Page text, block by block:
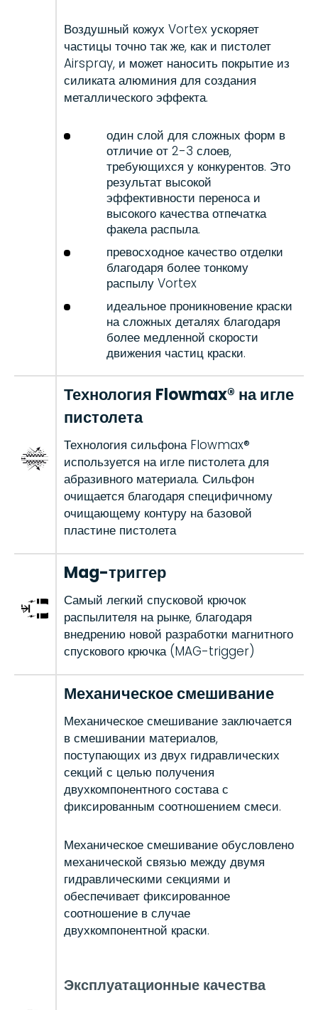
Воздушный кожух Vortex ускоряет
частицы точно так же, как и пистолет
Airspray, и может наносить покрытие из
силиката алюминия для создания
металлического эффекта.
один слой для сложных форм в
отличие от 2-3 слоев,
требующихся у конкурентов. Это
результат высокой
эффективности переноса и
высокого качества отпечатка
факела распыла.
превосходное качество отделки
благодаря более тонкому
распылу Vortex
идеальное проникновение краски
на сложных деталях благодаря
более медленной скорости
движения частиц краски.
Технология Flowmax® на игле
пистолета
Технология сильфона Flowmax®
используется на игле пистолета для
абразивного материала. Сильфон
очищается благодаря специфичному
очищающему контуру на базовой
пластине пистолета
Mag-триггер
Самый легкий спусковой крючок
распылителя на рынке, благодаря
внедрению новой разработки магнитного
спускового крючка (MAG-trigger)
Механическое смешивание
Механическое смешивание заключается
в смешивании материалов,
поступающих из двух гидравлических
секций с целью получения
двухкомпонентного состава с
фиксированным соотношением смеси.
Механическое смешивание обусловлено
механической связью между двумя
гидравлическими секциями и
обеспечивает фиксированное
соотношение в случае
двухкомпонентной краски.
Эксплуатационные качества